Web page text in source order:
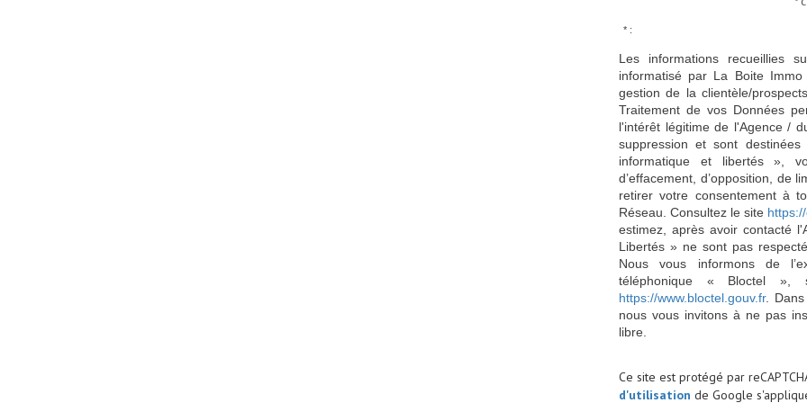
* :
Les informations recueillies
informatisé par La Boite
gestion de la clientèle/
Traitement de vos Données
l'intérêt légitime de l'Agence /
suppression et sont
informatique et libertés »,
d’effacement, d’opposition, de
retirer votre consentement à
Réseau. Consultez le site
estimez, après avoir contacté
Libertés » ne sont pas
Nous vous informons de
téléphonique « Bloctel
https://www.bloctel.gouv.fr.
nous vous invitons à ne pas
libre.
Ce site est protégé par
d'utilisation de Google